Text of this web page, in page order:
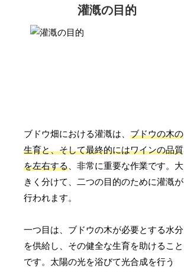
灌漑の目的
ブドウ畑における灌漑は、ブドウの木の
生育と、そして最終的にはワインの品質
を左右する 、非常に重要な作業です。大
きく分けて、二つの目的のために灌漑が
行われます。
一つ目は、ブドウの木が必要とする水分
を供給し、その健全な生育を助けること
です。太陽の光を浴びて光合成を行う